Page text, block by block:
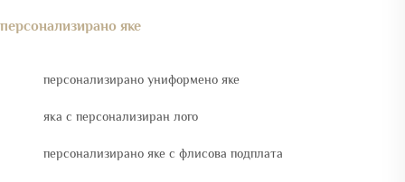
персонализирано яке
персонализирано униформено яке
яка с персонализиран лого
персонализирано яке с флисова подплата